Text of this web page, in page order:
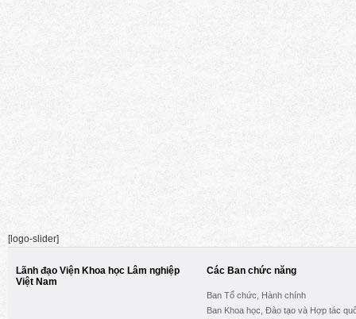
[logo-slider]
Lãnh đạo Viện Khoa học Lâm nghiệp
Việt Nam
Các Ban chức năng
Ban Tổ chức, Hành chính
Ban Khoa học, Đào tạo và Hợp tác